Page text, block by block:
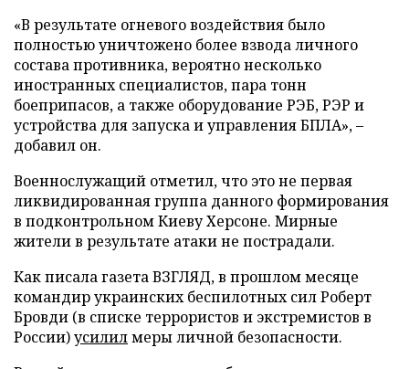
«В результате огневого воздействия было
полностью уничтожено более взвода личного
состава противника, вероятно несколько
иностранных специалистов, пара тонн
боеприпасов, а также оборудование РЭБ, РЭР и
устройства для запуска и управления БПЛА», –
добавил он.
Военнослужащий отметил, что это не первая
ликвидированная группа данного формирования
в подконтрольном Киеву Херсоне. Мирные
жители в результате атаки не пострадали.
Как писала газета ВЗГЛЯД, в прошлом месяце
командир украинских беспилотных сил Роберт
Бровди (в списке террористов и экстремистов в
России)усилилмеры личной безопасности.